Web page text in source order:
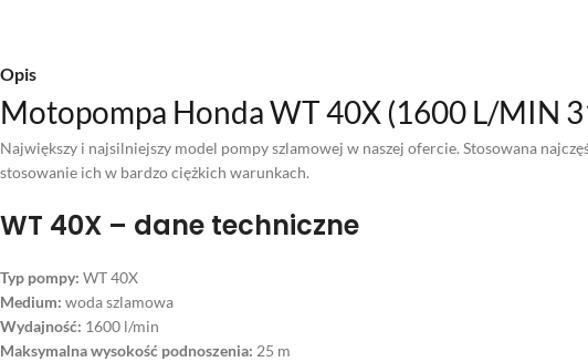
Opis
Motopompa Honda WT 40X (1600 L/MIN
Największy i najsilniejszy model pompy szlamowej w naszej ofercie. Stosowana
stosowanie ich w bardzo ciężkich warunkach.
WT 40X – dane techniczne
Typ pompy: WT 40X
Medium: woda szlamowa
Wydajność: 1600 l/min
Maksymalna wysokość podnoszenia: 25 m